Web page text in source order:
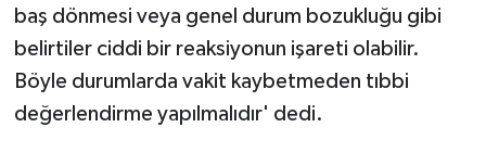
baş dönmesi veya genel durum bozukluğu gibi
belirtiler ciddi bir reaksiyonun işareti olabilir.
Böyle durumlarda vakit kaybetmeden tıbbi
değerlendirme yapılmalıdır' dedi.